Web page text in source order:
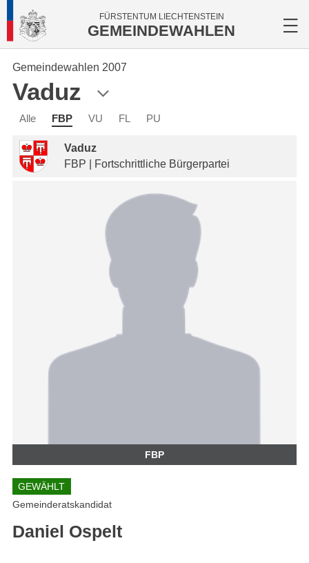
FÜRSTENTUM LIECHTENSTEIN
GEMEINDEWAHLEN
Gemeindewahlen 2007
Vaduz
Alle FBP VU FL PU
Vaduz
FBP | Fortschrittliche Bürgerpartei
FBP
GEWÄHLT
Gemeinderatskandidat
Daniel Ospelt